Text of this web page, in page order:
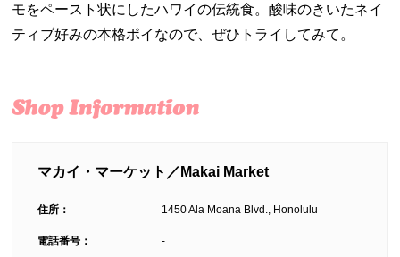
モをペースト状にしたハワイの伝統食。酸味のきいたネイ
ティブ好みの本格ポイなので、ぜひトライしてみて。
マカイ・マーケット／Makai Market
住所： 1450 Ala Moana Blvd., Honolulu
電話番号： -